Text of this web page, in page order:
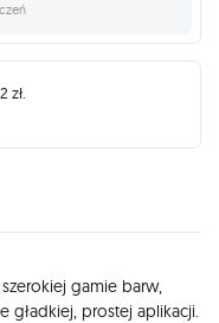
zł.
gamie barw,
gładkiej, prostej aplikacji.